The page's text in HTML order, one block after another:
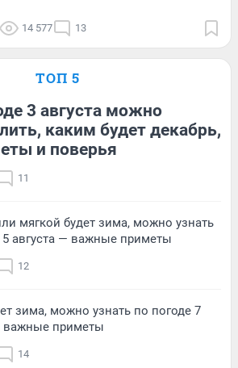
14 577 13
ТОП 5
3 августа можно
каким будет декабрь,
и поверья
11
мягкой будет зима, можно узнать
5 августа — важные приметы
12
зима, можно узнать по погоде 7
важные приметы
14